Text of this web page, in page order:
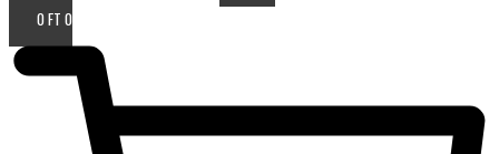
0FT 0